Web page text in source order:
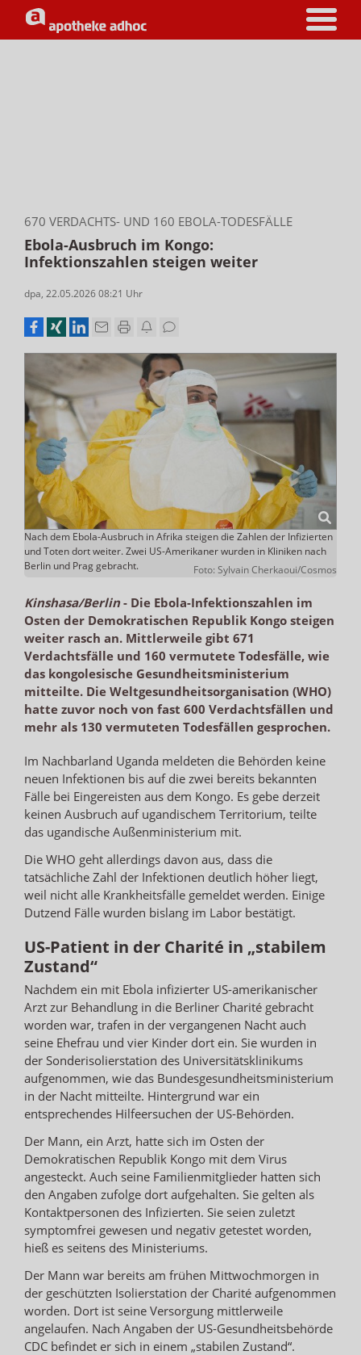
670 VERDACHTS- UND 160 EBOLA-TODESFÄLLE
Ebola-Ausbruch im Kongo:
Infektionszahlen steigen weiter
dpa, 22.05.2026 08:21 Uhr
Nach dem Ebola-Ausbruch in Afrika steigen die Zahlen der Infizierten
und Toten dort weiter. Zwei US-Amerikaner wurden in Kliniken nach
Berlin und Prag gebracht.
Foto: Sylvain Cherkaoui/Cosmos
Kinshasa/Berlin- Die Ebola-Infektionszahlen im
Osten der Demokratischen Republik Kongo steigen
weiter rasch an. Mittlerweile gibt 671
Verdachtsfälle und 160 vermutete Todesfälle, wie
das kongolesische Gesundheitsministerium
mitteilte. Die Weltgesundheitsorganisation (WHO)
hatte zuvor noch von fast 600 Verdachtsfällen und
mehr als 130 vermuteten Todesfällen gesprochen.
Im Nachbarland Uganda meldeten die Behörden keine
neuen Infektionen bis auf die zwei bereits bekannten
Fälle bei Eingereisten aus dem Kongo. Es gebe derzeit
keinen Ausbruch auf ugandischem Territorium, teilte
das ugandische Außenministerium mit.
Die WHO geht allerdings davon aus, dass die
tatsächliche Zahl der Infektionen deutlich höher liegt,
weil nicht alle Krankheitsfälle gemeldet werden. Einige
Dutzend Fälle wurden bislang im Labor bestätigt.
US-Patient in der Charité in „stabilem
Zustand“
Nachdem ein mit Ebola infizierter US-amerikanischer
Arzt zur Behandlung in die Berliner Charité gebracht
worden war, trafen in der vergangenen Nacht auch
seine Ehefrau und vier Kinder dort ein. Sie wurden in
der Sonderisolierstation des Universitätsklinikums
aufgenommen, wie das Bundesgesundheitsministerium
in der Nacht mitteilte. Hintergrund war ein
entsprechendes Hilfeersuchen der US-Behörden.
Der Mann, ein Arzt, hatte sich im Osten der
Demokratischen Republik Kongo mit dem Virus
angesteckt. Auch seine Familienmitglieder hatten sich
den Angaben zufolge dort aufgehalten. Sie gelten als
Kontaktpersonen des Infizierten. Sie seien zuletzt
symptomfrei gewesen und negativ getestet worden,
hieß es seitens des Ministeriums.
Der Mann war bereits am frühen Mittwochmorgen in
der geschützten Isolierstation der Charité aufgenommen
worden. Dort ist seine Versorgung mittlerweile
angelaufen. Nach Angaben der US-Gesundheitsbehörde
CDC befindet er sich in einem „stabilen Zustand“.